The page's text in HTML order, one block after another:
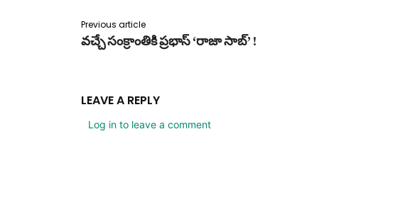
Previous article
వచ్చే సంక్రాంతికి ప్రభాస్ ‘రాజా సాబ్’ !
LEAVE A REPLY
Log in to leave a comment